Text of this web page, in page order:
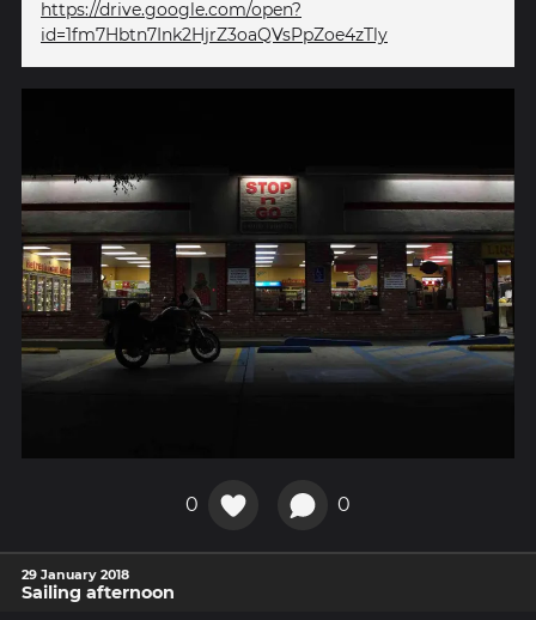
https://drive.google.com/open?
id=1fm7Hbtn7Ink2HjrZ3oaQVsPpZoe4zTly
0 0
29 January 2018
Sailing afternoon